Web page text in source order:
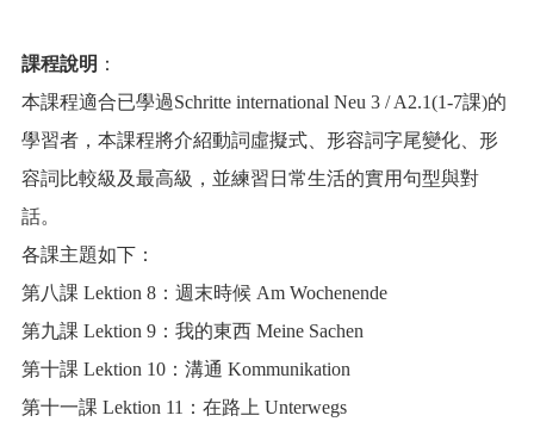
課程說明 ：
本課程適合已學過Schritte international Neu 3 / A2.1(1-7課)的
學習者，本課程將介紹動詞虛擬式、形容詞字尾變化、形
容詞比較級及最高級，並練習日常生活的實用句型與對
話。
各課主題如下：
第八課 Lektion 8：週末時候 Am Wochenende
第九課 Lektion 9：我的東西 Meine Sachen
第十課 Lektion 10：溝通 Kommunikation
第十一課 Lektion 11：在路上 Unterwegs